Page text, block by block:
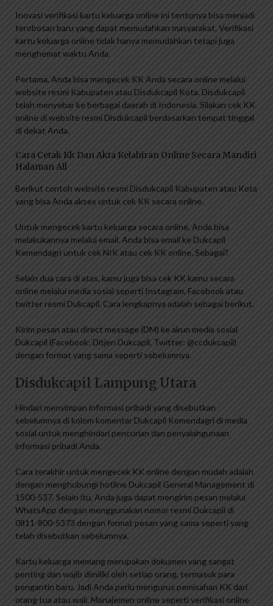
Inovasi verifikasi kartu keluarga online ini tentunya bisa menjadi
terobosan baru yang dapat memudahkan masyarakat. Verifikasi
kartu keluarga online tidak hanya memudahkan tetapi juga
menghemat waktu Anda.
Pertama, Anda bisa mengecek KK Anda secara online melalui
website resmi Kabupaten atau Disdukcapil Kota. Disdukcapil
telah menyebar ke berbagai daerah di Indonesia. Silakan cek KK
online di website resmi Disdukcapil berdasarkan tempat tinggal
di dekat Anda.
Cara Cetak Kk Dan Akta Kelahiran Online Secara Mandiri
Halaman All
Berikut contoh website resmi Disdukcapil Kabupaten atau Kota
yang bisa Anda akses untuk cek KK secara online.
Untuk mengecek kartu keluarga secara online, Anda bisa
melakukannya melalui email. Anda bisa email ke Dukcapil
Kemendagri untuk cek NIK atau cek KK online. Sebagai?
Selain dua cara di atas, kamu juga bisa cek KK kamu secara
online melalui media sosial seperti Instagram, Facebook atau
twitter resmi Dukcapil. Cara lengkapnya adalah sebagai berikut.
Kirim pesan atau direct message (DM) ke akun media sosial
Dukcapil (Facebook: Ditjen Dukcapil, Twitter: @ccdukcapil)
dengan format yang sama seperti sebelumnya.
Disdukcapil Lampung Utara
Hindari menyimpan informasi pribadi yang disebutkan
sebelumnya di kolom komentar Dukcapil Kemendagri di media
sosial untuk menghindari pencurian dan penyalahgunaan
informasi pribadi Anda.
Cara terakhir untuk mengecek KK online dengan mudah adalah
dengan menghubungi hotline Dukcapil General Management di
1500-537. Selain itu, Anda juga dapat mengirim pesan melalui
WhatsApp dengan menggunakan nomor resmi Dukcapil di
0811-800-5373 dengan format pesan yang sama seperti yang
telah disebutkan sebelumnya.
Kartu keluarga memang merupakan dokumen yang sangat
penting dan wajib dimiliki oleh setiap orang, termasuk para
pengantin baru. Jadi Anda perlu mengurus pemisahan KK dari
orang tua atau wali. Manajemen online seperti verifikasi online